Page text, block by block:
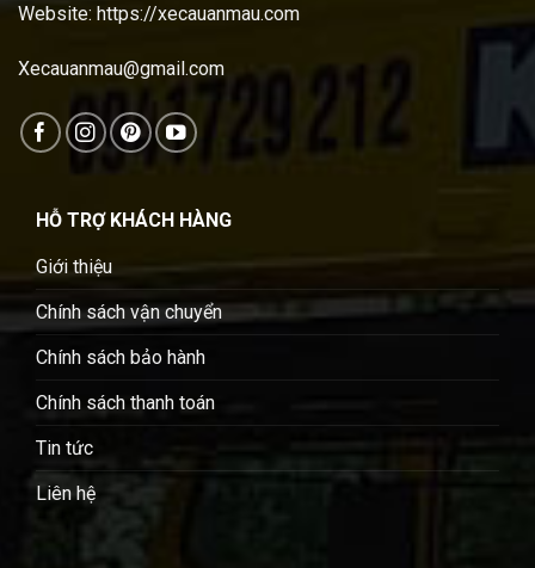
Website: https://xecauanmau.com
Xecauanmau@gmail.com
HỖ TRỢ KHÁCH HÀNG
Giới thiệu
Chính sách vận chuyển
Chính sách bảo hành
Chính sách thanh toán
Tin tức
Liên hệ